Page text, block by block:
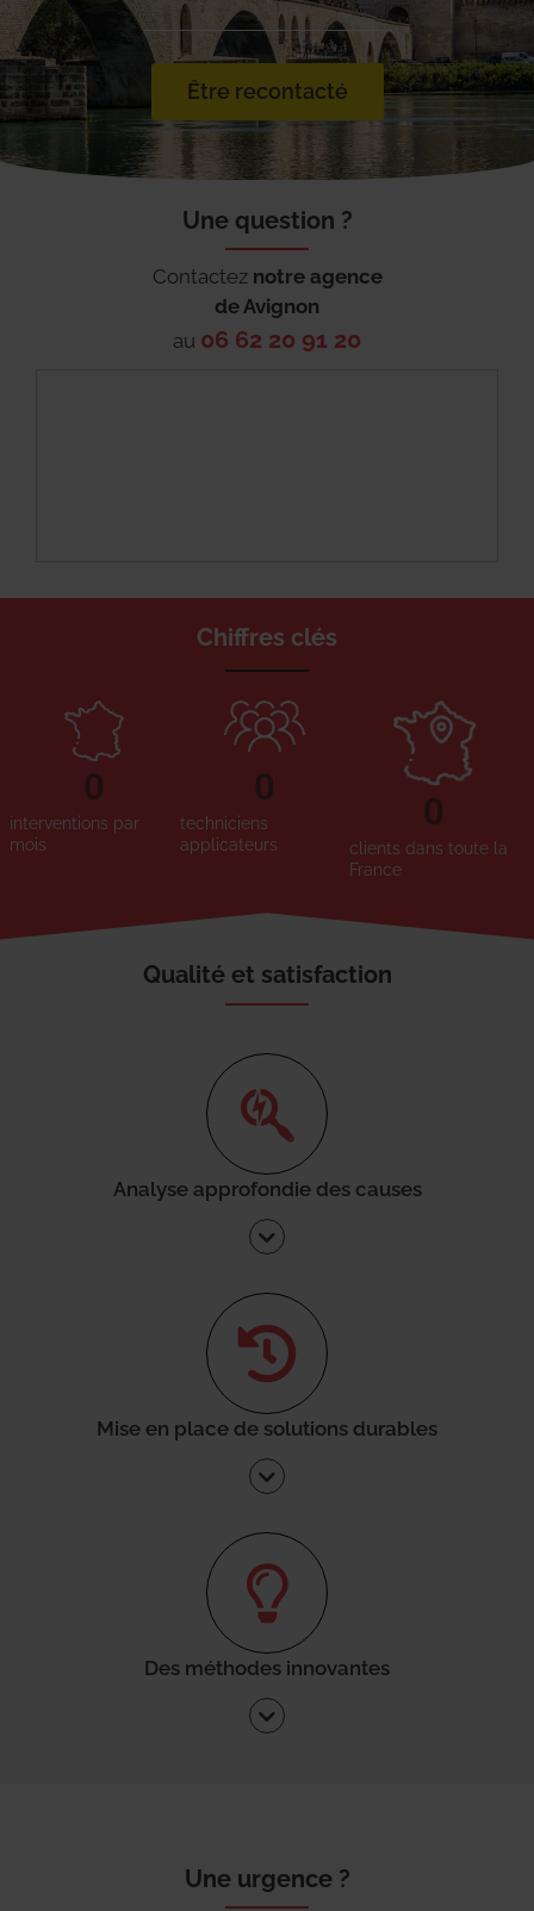
Être recontacté
Une question ?
Contactez notre agence
deAvignon
au 06 62 20 91 20
Chiffres clés
interventions par
mois
0
techniciens
applicateurs
0
clients dans toute la
France
0
Qualité et satisfaction
Analyse approfondie des causes
Mise en place de solutions durables
Des méthodes innovantes
Une urgence ?